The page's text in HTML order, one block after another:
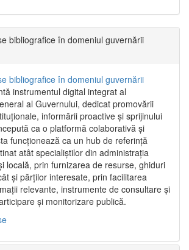
bibliografice în domeniul guvernării
bibliografice în domeniul guvernării
instrumentul digital integrat al
al Guvernului, dedicat promovării
informării proactive și sprijinului
ca o platformă colaborativă și
funcționează ca un hub de referință
atât specialiștilor din administrația
locală, prin furnizarea de resurse, ghiduri
și părților interesate, prin facilitarea
relevante, instrumente de consultare și
și monitorizare publică.